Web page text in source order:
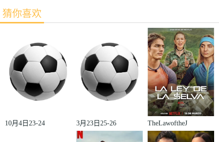
猜你喜欢
10月4日23-24
3月23日25-26
赛季法甲第27
TheLawoftheJ
ungle